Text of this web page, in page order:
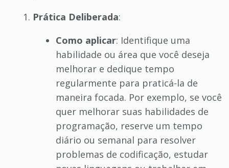
Prática Deliberada:
Como aplicar: Identifique uma
habilidade ou área que você deseja
melhorar e dedique tempo
regularmente para praticá-la de
maneira focada. Por exemplo, se você
quer melhorar suas habilidades de
programação, reserve um tempo
diário ou semanal para resolver
problemas de codificação, estudar